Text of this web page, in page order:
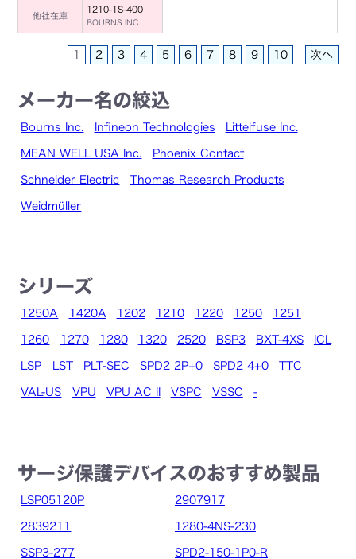
他社在庫
1210-1S-400
BOURNS INC.
1 2 3 4 5 6 7 8 9 10 次へ
メーカー名の絞込
Bourns Inc. Infineon Technologies Littelfuse Inc.
MEAN WELL USA Inc. Phoenix Contact
Schneider Electric Thomas Research Products
Weidmüller
シリーズ
1250A 1420A 1202 1210 1220 1250 1251
1260 1270 1280 1320 2520 BSP3 BXT-4XS ICL
LSP LST PLT-SEC SPD2 2P+0 SPD2 4+0 TTC
VAL-US VPU VPU AC II VSPC VSSC -
サージ保護デバイスのおすすめ製品
LSP05120P 2907917
2839211 1280-4NS-230
SSP3-277 SPD2-150-1P0-R